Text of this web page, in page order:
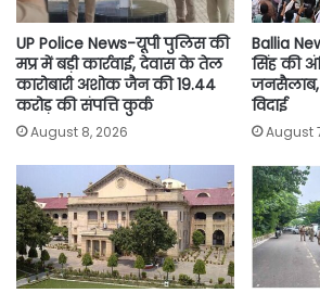
UP Police News-यूपी पुलिस की
मप्र में बड़ी कार्रवाई, देवास के तेल
कारोबारी अशोक जैन की 19.44
करोड़ की संपत्ति कुर्क
August 8, 2026
Ballia
सिंह की
विदाई
August